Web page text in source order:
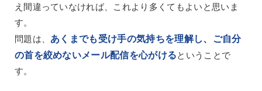
え間違っていなければ、これより多くてもよいと思いま
す。
問題は、 あくまでも受け手の気持ちを理解し、ご自分
の首を絞めないメール配信を心がけるということで
す。